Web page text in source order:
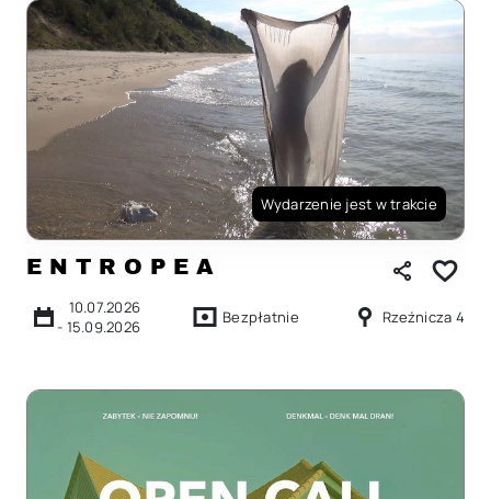
Wydarzenie jest w trakcie
E N T R O P E A
10.07.2026
- 15.09.2026 Bezpłatnie Rzeźnicza 4